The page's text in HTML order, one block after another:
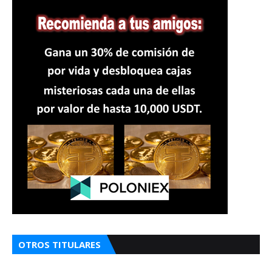
OTROS TITULARES